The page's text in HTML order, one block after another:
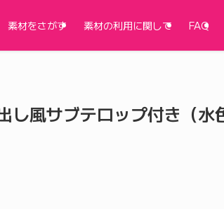
素材をさがす 素材の利用に関して FAQ
し風サブテロップ付き（水